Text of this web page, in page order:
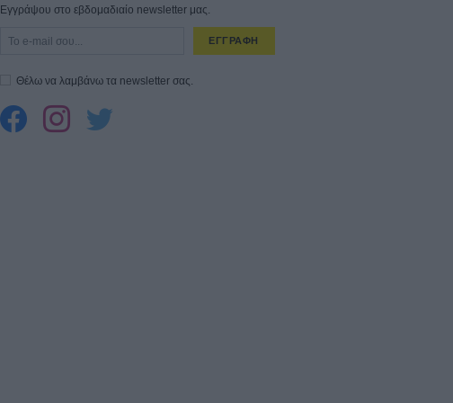
Εγγράψου στο εβδομαδιαίο newsletter μας.
ΕΓΓΡΑΦΗ
Θέλω να λαμβάνω τα newsletter σας.